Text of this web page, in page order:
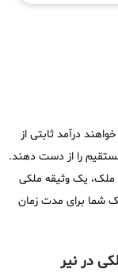
درآمد ثابتی از
را از دست دهند.
ملک، یک وثیقه ملکی
شما برای مدت زمان
در نیر